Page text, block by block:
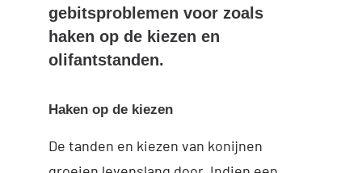
Spoed
gebitsproblemen voor zoals
haken op de kiezen en
olifantstanden.
Haken op de kiezen
De tanden en kiezen van konijnen